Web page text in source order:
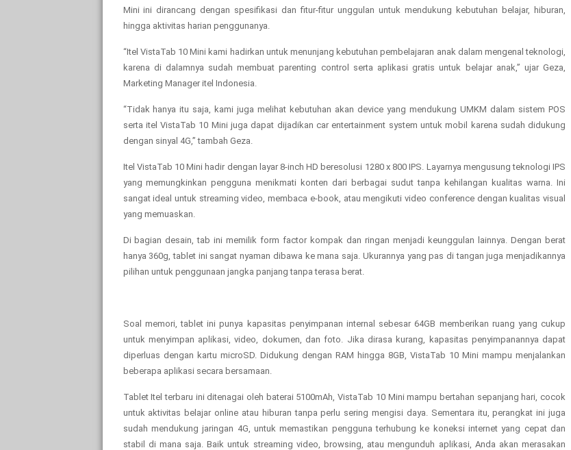
Mini ini dirancang dengan spesifikasi dan fitur-fitur unggulan untuk mendukung kebutuhan belajar, hiburan,
hingga aktivitas harian penggunanya.
“Itel VistaTab 10 Mini kami hadirkan untuk menunjang kebutuhan pembelajaran anak dalam mengenal teknologi,
karena di dalamnya sudah membuat parenting control serta aplikasi gratis untuk belajar anak,” ujar Geza,
Marketing Manager itel Indonesia.
“Tidak hanya itu saja, kami juga melihat kebutuhan akan device yang mendukung UMKM dalam sistem POS
serta itel VistaTab 10 Mini juga dapat dijadikan car entertainment system untuk mobil karena sudah didukung
dengan sinyal 4G,” tambah Geza.
Itel VistaTab 10 Mini hadir dengan layar 8-inch HD beresolusi 1280 x 800 IPS. Layarnya mengusung teknologi IPS
yang memungkinkan pengguna menikmati konten dari berbagai sudut tanpa kehilangan kualitas warna. Ini
sangat ideal untuk streaming video, membaca e-book, atau mengikuti video conference dengan kualitas visual
yang memuaskan.
Di bagian desain, tab ini memilik form factor kompak dan ringan menjadi keunggulan lainnya. Dengan berat
hanya 360g, tablet ini sangat nyaman dibawa ke mana saja. Ukurannya yang pas di tangan juga menjadikannya
pilihan untuk penggunaan jangka panjang tanpa terasa berat.
Soal memori, tablet ini punya kapasitas penyimpanan internal sebesar 64GB memberikan ruang yang cukup
untuk menyimpan aplikasi, video, dokumen, dan foto. Jika dirasa kurang, kapasitas penyimpanannya dapat
diperluas dengan kartu microSD. Didukung dengan RAM hingga 8GB, VistaTab 10 Mini mampu menjalankan
beberapa aplikasi secara bersamaan.
Tablet Itel terbaru ini ditenagai oleh baterai 5100mAh, VistaTab 10 Mini mampu bertahan sepanjang hari, cocok
untuk aktivitas belajar online atau hiburan tanpa perlu sering mengisi daya. Sementara itu, perangkat ini juga
sudah mendukung jaringan 4G, untuk memastikan pengguna terhubung ke koneksi internet yang cepat dan
stabil di mana saja. Baik untuk streaming video, browsing, atau mengunduh aplikasi, Anda akan merasakan